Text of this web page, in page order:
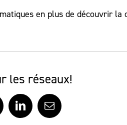
en plus de découvrir la
les réseaux!
LinkedInCourriel